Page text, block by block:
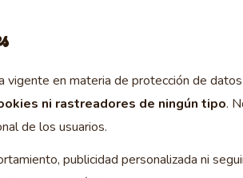
vigente en materia de protección de
ni rastreadores de ningún tipo.
de los usuarios.
publicidad personalizada ni